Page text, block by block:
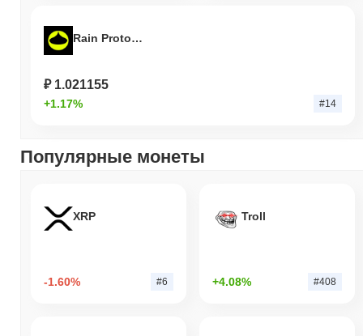
Rain Protocol
₽ 1.021155
+1.17% #14
Популярные монеты
XRP
-1.60% #6
Troll
+4.08% #408